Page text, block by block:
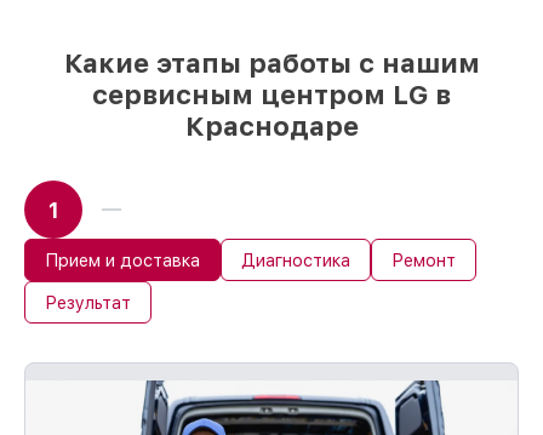
Какие этапы работы с нашим
сервисным центром LG в
Краснодаре
1
Прием и доставка Диагностика Ремонт
Результат